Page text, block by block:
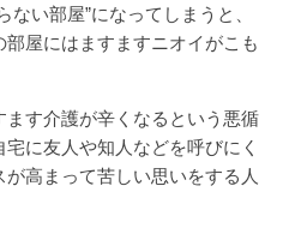
ない部屋”になってしまうと、
屋にはますますニオイがこも
す介護が辛くなるという悪循
に友人や知人などを呼びにく
高まって苦しい思いをする人